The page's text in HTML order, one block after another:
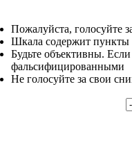
Пожалуйста, голосуйте
Шкала содержит пункты
Будьте объективны.
фальсифицированными
Не голосуйте за свои